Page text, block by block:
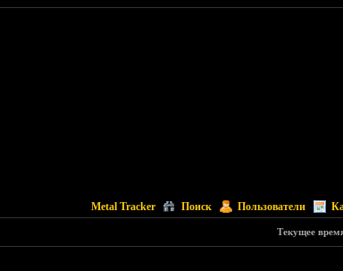
Metal Tracker Поиск Пользователи
Текущее